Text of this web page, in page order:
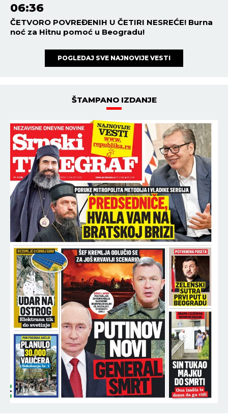
06:36
ČETVORO POVREĐENIH U ČETIRI NESREĆE! Burna
noć za Hitnu pomoć u Beogradu!
POGLEDAJ SVE NAJNOVIJE VESTI
ŠTAMPANO IZDANJE